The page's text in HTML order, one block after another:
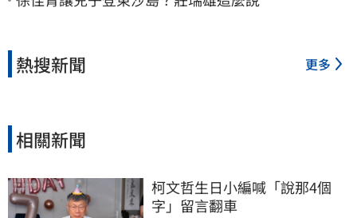
熱搜新聞 更多
相關新聞
柯文哲生日小編喊「說那4個
字」留言翻車